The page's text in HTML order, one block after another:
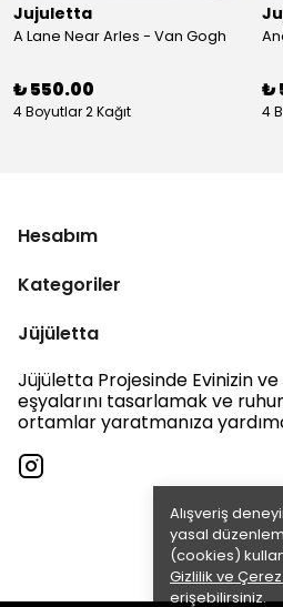
Alışveriş
yasal
(cookies)
Gizlilik ve Çerez
erişebilirsiniz.
Jujuletta
A Lane Near Arles - Van Gogh
₺ 550.00
4 Boyutlar 2 Kağıt
₺
4
Hesabım
Kategoriler
Jüjületta
Jüjületta Projesinde Evinizin ve
eşyalarını tasarlamak ve
ortamlar yaratmanıza